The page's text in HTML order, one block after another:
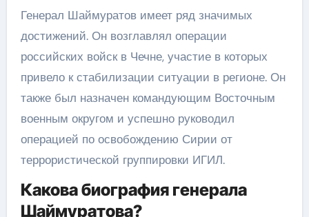
Генерал Шаймуратов имеет ряд значимых
достижений. Он возглавлял операции
российских войск в Чечне, участие в которых
привело к стабилизации ситуации в регионе. Он
также был назначен командующим Восточным
военным округом и успешно руководил
операцией по освобождению Сирии от
террористической группировки ИГИЛ.
Какова биография генерала
Шаймуратова?